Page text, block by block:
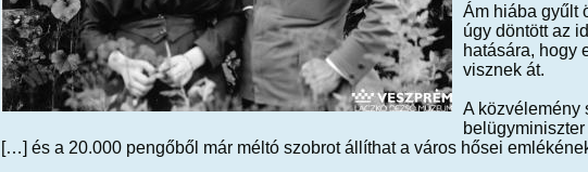
Ám hiába gyűlt
úgy döntött az
hatására, hogy
visznek át.
A közvélemény
[…] és a 20.000 pengőből már méltó szobrot állíthat a város hősei